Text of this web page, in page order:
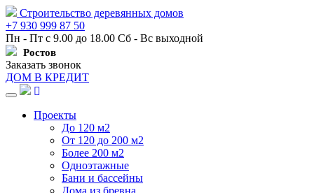
Строительство деревянных домов
+7 930 999 87 50
Пн - Пт с 9.00 до 18.00 Сб - Вс выходной
Ростов
Заказать звонок
ДОМ В КРЕДИТ
Навигация
Проекты
До 120 м2
От 120 до 200 м2
Более 200 м2
Одноэтажные
Бани и бассейны
Дома из бревна